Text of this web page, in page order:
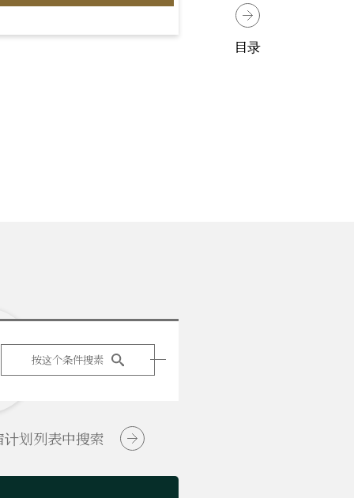
目录
按这个条件搜素
计划列表中搜索